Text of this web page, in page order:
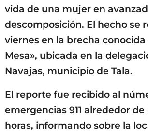
vida de una mujer en
descomposición. El hecho se
viernes en la brecha conocida
Mesa», ubicada en la
Navajas, municipio de Tala.
El reporte fue recibido al
emergencias 911 alrededor de
horas, informando sobre la